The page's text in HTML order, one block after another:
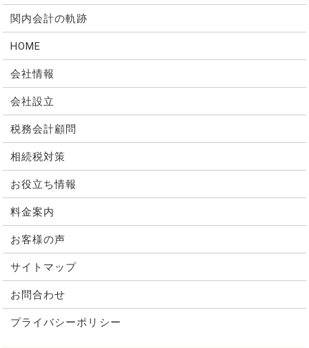
関内会計の軌跡
HOME
会社情報
会社設立
税務会計顧問
相続税対策
お役立ち情報
料金案内
お客様の声
サイトマップ
お問合わせ
プライバシーポリシー